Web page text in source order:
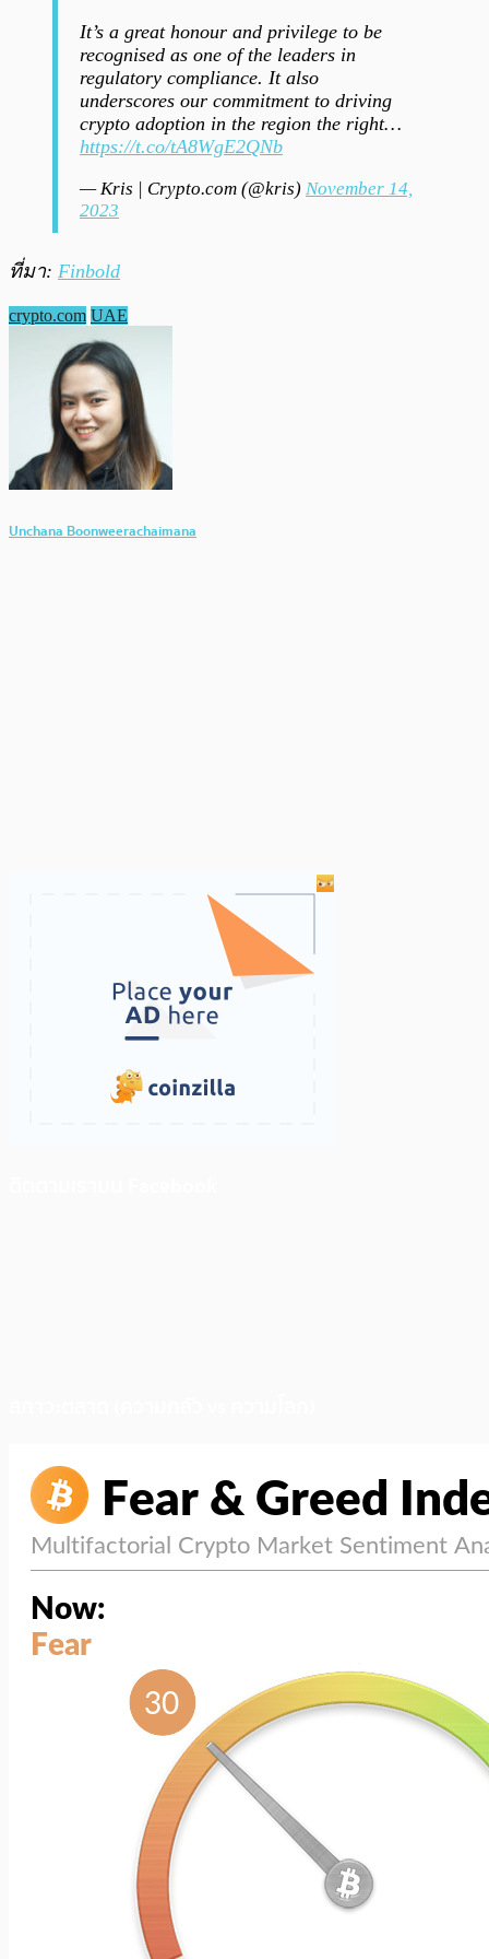
It’s a great honour and privilege to be
recognised as one of the leaders in
regulatory compliance. It also
underscores our commitment to driving
crypto adoption in the region the right…
https://t.co/tA8WgE2QNb
— Kris | Crypto.com (@kris) November 14,
2023
ที่มา: Finbold
crypto.com UAE
Unchana Boonweerachaimana